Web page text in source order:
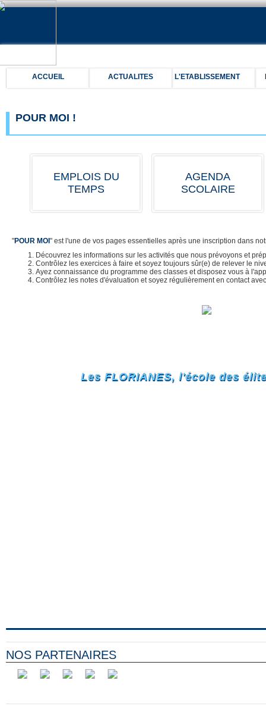
ACCUEIL ACTUALITES L'ETABLISSEMENT
POUR MOI !
EMPLOIS DU
TEMPS
AGENDA
SCOLAIRE
"POUR MOI " est l'une de vos pages essentielles après une inscription dans
Découvrez les informations sur les activités que nous prévoyons et
Contrôlez les exercices à faire et soyez toujours sûr(e) de relever le
Ayez connaissance du programme des classes et disposez vous à
Contrôlez les notes d'évaluation et soyez régulièrement en contact
Les FLORIANES, l'école des
NOS PARTENAIRES